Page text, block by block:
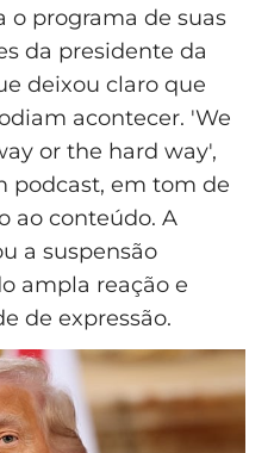
o programa de suas
da presidente da
deixou claro que
acontecer. 'We
or the hard way',
podcast, em tom de
ao conteúdo. A
a suspensão
ampla reação e
de expressão.